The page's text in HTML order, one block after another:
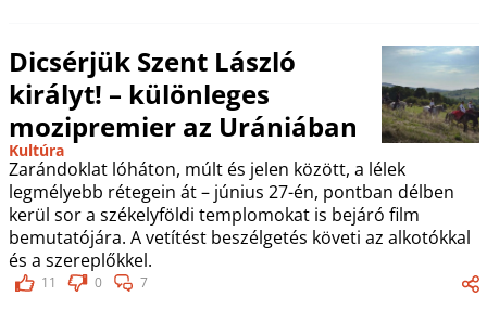
Dicsérjük Szent László
királyt! – különleges
mozipremier az Urániában
Kultúra
Zarándoklat lóháton, múlt és jelen között, a lélek
legmélyebb rétegein át – június 27-én, pontban délben
kerül sor a székelyföldi templomokat is bejáró film
bemutatójára. A vetítést beszélgetés követi az alkotókkal
és a szereplőkkel.
11 0 7